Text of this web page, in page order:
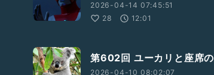
2026-04-14 07:45:51
28
12:01
第602回 ユーカリと座席
2026-04-10 08:02:07